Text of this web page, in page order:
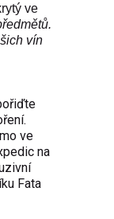
ve
vín
ve
na
Fata